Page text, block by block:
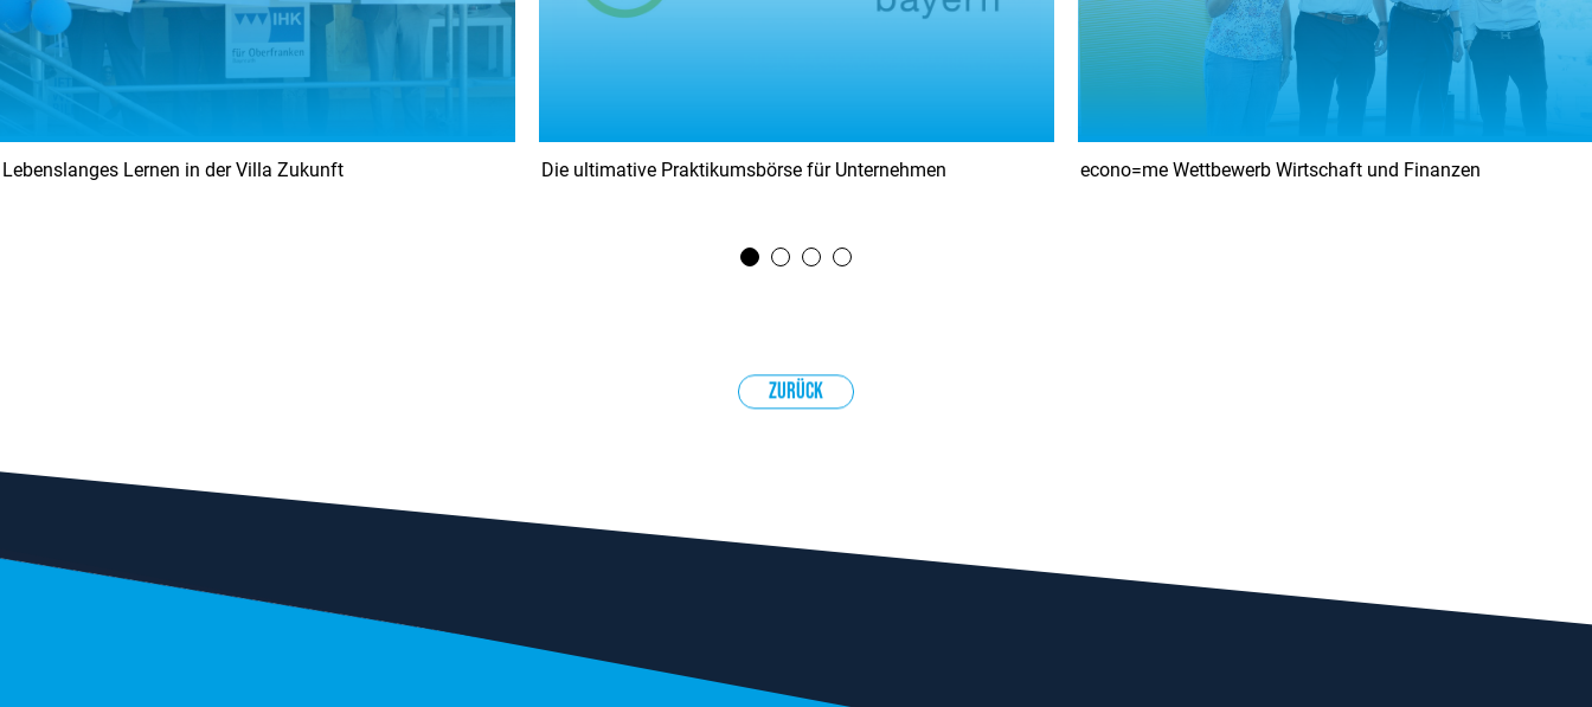
KI-Transfer Plus Neuer Call im IGP Demokratie leben - IHK-Mitglieder wählen ihre Vertretung
Zurück